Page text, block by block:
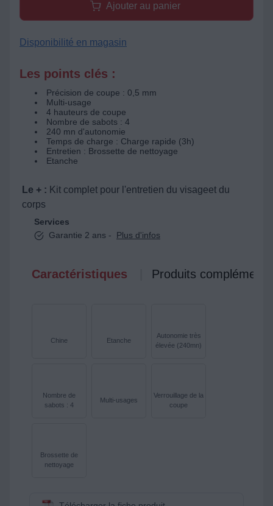
Ajouter au panier
Disponibilité en magasin
Les points clés :
Précision de coupe : 0,5 mm
Multi-usage
4 hauteurs de coupe
Nombre de sabots : 4
240 mn d'autonomie
Temps de charge : Charge rapide (3h)
Entretien : Brossette de nettoyage
Etanche
Le + : Kit complet pour l'entretien du visageet du
corps
Services
Garantie 2 ans -
Plus d'infos
Caractéristiques Produits
Chine Etanche
Autonomie très
élevée (240mn)
Nombre de
sabots : 4
Multi-usages
Verrouillage de la
coupe
Brossette de
nettoyage